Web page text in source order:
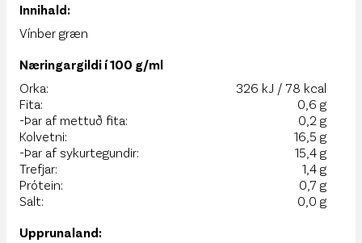
Innihald:
Vínber græn
Næringargildi í 100 g/ml
Orka:
326 kJ / 78 kcal
Fita:
0,6 g
-Þar af mettuð fita:
0,2 g
Kolvetni:
16,5 g
-Þar af sykurtegundir:
15,4 g
Trefjar:
1,4 g
Prótein:
0,7 g
Salt:
0,0 g
Upprunaland: